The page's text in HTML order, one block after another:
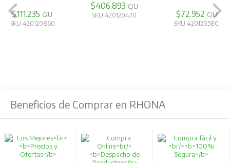
SKU 420120420
$72.952 $70.110
SKU
Beneficios de Comprar en RHONA